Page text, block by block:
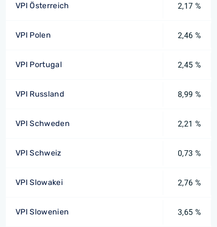
VPI Österreich 2,17 %
VPI Polen 2,46 %
VPI Portugal 2,45 %
VPI Russland 8,99 %
VPI Schweden 2,21 %
VPI Schweiz 0,73 %
VPI Slowakei 2,76 %
VPI Slowenien 3,65 %